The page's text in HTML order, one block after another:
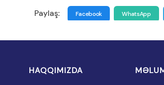
Paylaş: Facebook WhatsApp
HAQQIMIZDA